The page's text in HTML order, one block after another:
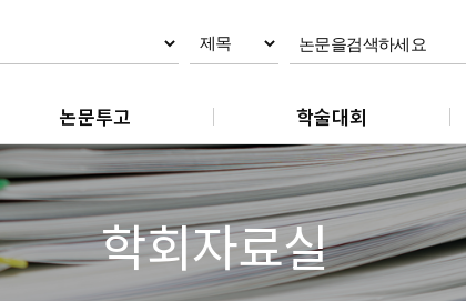
논문투고
논문제출
논문 작성지침
논문 편집규정
논문 윤리규정
학술대회
춘계학술대회
추계학술대회
학회자료실